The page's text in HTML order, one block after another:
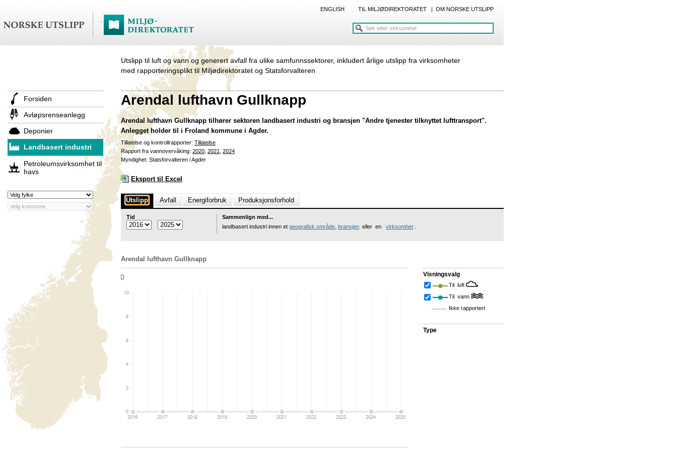
ENGLISH TIL MILJØDIREKTORATET | OM NORSKE UTSLIPP
Utslipp til luft og vann og generert avfall fra ulike samfunnssektorer, inkludert årlige utslipp fra virksomheter
med rapporteringsplikt til Miljødirektoratet og Statsforvalteren
Forsiden
Avløpsrenseanlegg
Deponier
Landbasert industri
Petroleumsvirksomhet til
havs
Arendal lufthavn Gullknapp
Arendal lufthavn Gullknapp tilhører sektoren landbasert industri og bransjen "Andre tjenester tilknyttet lufttransport".
Anlegget holder til i Froland kommune i Agder.
Tillatelse og kontrollrapporter: Tillatelse
Rapport fra vannovervåking: 2020 2021
2024
Myndighet: Statsforvalteren i Agder
Eksport til Excel
Utslipp Avfall Energiforbruk Produksjonsforhold
Tid
Sammenlign med...
landbasert industri innen et geografisk område bransjen eller en virksomhet
Arendal lufthavn Gullknapp
Visningsvalg
Til luft
Til vann
Ikke rapportert
Type